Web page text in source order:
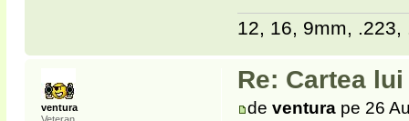
12, 16, 9mm, .223,
Re: Cartea
deventura pe 26
ventura